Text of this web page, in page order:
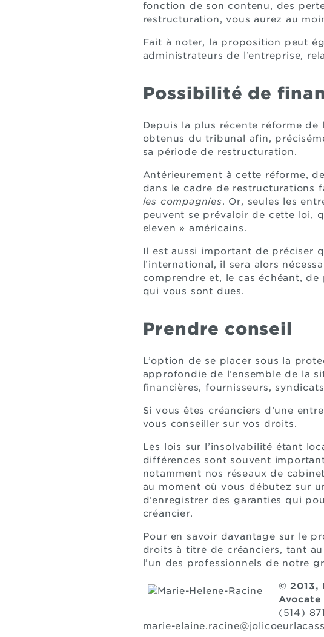
fonction de son contenu, des
restructuration, vous aurez au
Fait à noter, la proposition peut
administrateurs de l’entreprise,
Possibilité de
Depuis la plus récente réforme
obtenus du tribunal afin,
sa période de restructuration.
Antérieurement à cette réforme,
dans le cadre de restructurations
les compagnies. Or, seules les
peuvent se prévaloir de cette loi,
eleven » américains.
Il est aussi important de préciser
l’international, il sera alors
comprendre et, le cas échéant,
qui vous sont dues.
Prendre conseil
L’option de se placer sous la
approfondie de l’ensemble de la
financières, fournisseurs,
Si vous êtes créanciers d’une
vous conseiller sur vos droits.
Les lois sur l’insolvabilité étant
différences sont souvent
notamment nos réseaux de
au moment où vous débutez sur
d’enregistrer des garanties qui
créancier.
Pour en savoir davantage sur le
droits à titre de créanciers, tant au
l’un des professionnels de notre
© 2013,
Avocate
(514)
marie-